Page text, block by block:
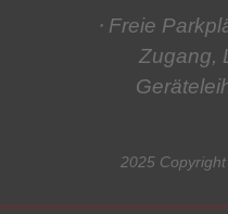
⋅ Freie
Zugang,
2025